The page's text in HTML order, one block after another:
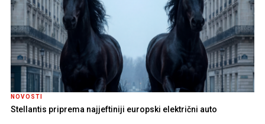
NOVOSTI
Stellantis priprema najjeftiniji europski električni auto